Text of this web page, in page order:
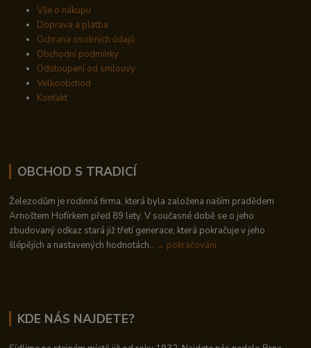
Vše o nákupu
Doprava a platba
Ochrana osobních údajů
Obchodní podmínky
Odstoupení od smlouvy
Velkoobchod
Kontakt
OBCHOD S TRADICÍ
Železodům je rodinná firma, která byla založena naším pradědem
Arnoštem Hofírkem před 89 lety. V současné době se o jeho
zbudovaný odkaz stará již třetí generace, která pokračuje v jeho
šlépějích a nastavených hodnotách.. → pokračování
KDE NÁS NAJDETE?